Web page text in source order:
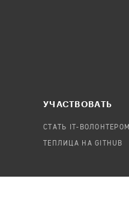
УЧАСТВОВАТЬ
СТАТЬ IT-ВОЛОНТЕРОМ
ТЕПЛИЦА НА GITHUB